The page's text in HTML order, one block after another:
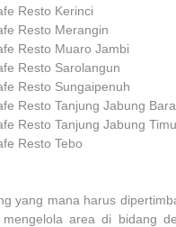
Resto Kerinci
Resto Merangin
Resto Muaro Jambi
Resto Sarolangun
Resto Sungaipenuh
Resto Tanjung Jabung
Resto Tanjung Jabung
Resto Tebo
yang mana harus
area di bidang